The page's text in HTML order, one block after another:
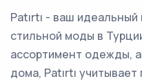
Patırtı - ваш
стильной моды в
ассортимент одежды,
дома, Patırtı